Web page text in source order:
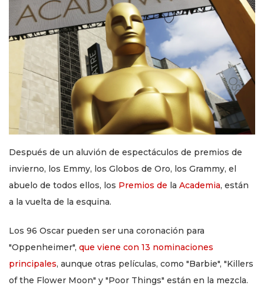
Después de un aluvión de espectáculos de premios de
invierno, los Emmy, los Globos de Oro, los Grammy, el
abuelo de todos ellos, los Premios de la Academia, están
a la vuelta de la esquina.
Los 96 Oscar pueden ser una coronación para
"Oppenheimer", que viene con 13 nominaciones
principales, aunque otras películas, como "Barbie", "Killers
of the Flower Moon" y "Poor Things" están en la mezcla.